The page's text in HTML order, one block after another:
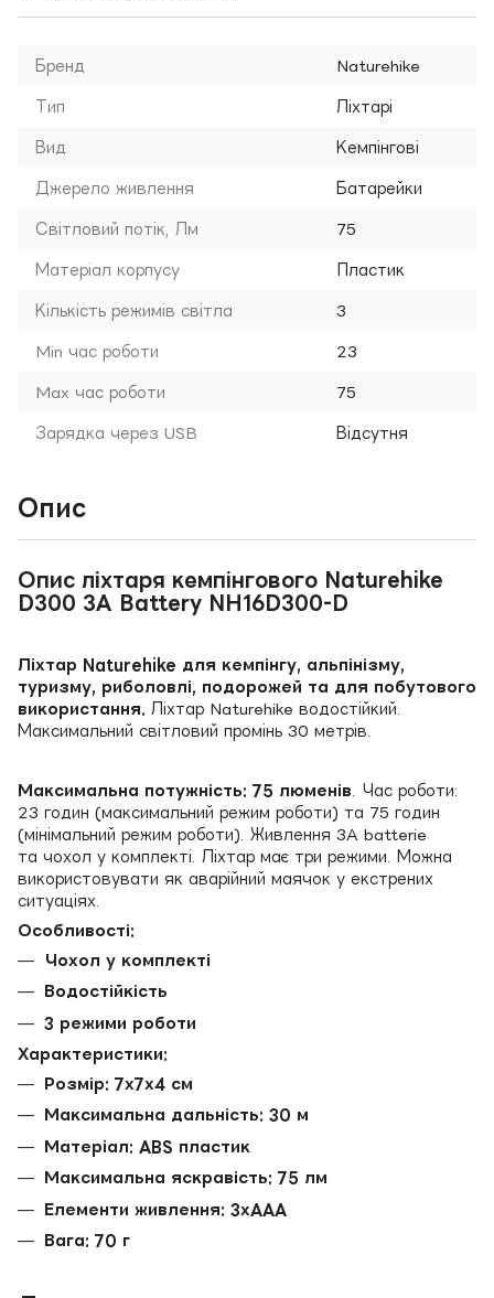
Бренд Naturehike
Тип Ліхтарі
Вид Кемпінгові
Джерело живлення Батарейки
Світловий потік, Лм 75
Матеріал корпусу Пластик
Кількість режимів світла 3
Min час роботи 23
Max час роботи 75
Зарядка через USB Відсутня
Опис
Опис ліхтаря кемпінгового Naturehike
D300 3A Battery NH16D300-D
Ліхтар Naturehike для кемпінгу, альпінізму,
туризму, риболовлі, подорожей та для побутового
використання. Ліхтар Naturehike водостійкий.
Максимальний світловий промінь 30 метрів.
Максимальна потужність: 75 люменів . Час роботи:
23 годин (максимальний режим роботи) та 75 годин
(мінімальний режим роботи). Живлення 3A batterie
та чохол у комплекті. Ліхтар має три режими. Можна
використовувати як аварійний маячок у екстрених
ситуаціях.
Особливості:
Чохол у комплекті
Водостійкість
3 режими роботи
Характеристики:
Розмір: 7х7х4 см
Максимальна дальність: 30 м
Матеріал: ABS пластик
Максимальна яскравість: 75 лм
Елементи живлення: 3хAAA
Вага: 70 г